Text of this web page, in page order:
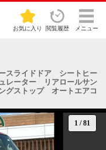
お気に入り 閲覧履歴 メニュー
ライドドア シートヒー
レーター リアロールサン
グストップ オートエアコ
1 /81